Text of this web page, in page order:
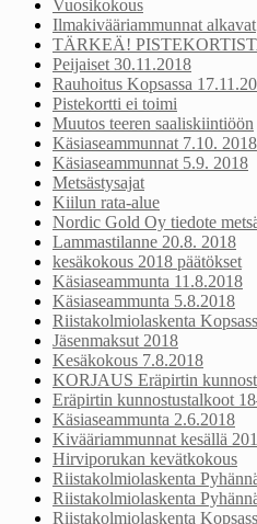
Vuosikokous
Ilmakivääriammunnat alkavat
TÄRKEÄ!
Peijaiset 30.11.2018
Rauhoitus Kopsassa
Pistekortti ei toimi
Muutos teeren saaliskiintiöön
Käsiaseammunnat 7.10. 2018
Käsiaseammunnat 5.9. 2018
Metsästysajat
Kiilun rata-alue
Nordic Gold Oy tiedote
Lammastilanne 20.8. 2018
kesäkokous 2018 päätökset
Käsiaseammunta 11.8.2018
Käsiaseammunta 5.8.2018
Riistakolmiolaskenta
Jäsenmaksut 2018
Kesäkokous 7.8.2018
KORJAUS Eräpirtin
Eräpirtin kunnostustalkoot
Käsiaseammunta 2.6.2018
Kivääriammunnat kesällä
Hirviporukan kevätkokous
Riistakolmiolaskenta
Riistakolmiolaskenta
Riistakolmiolaskenta